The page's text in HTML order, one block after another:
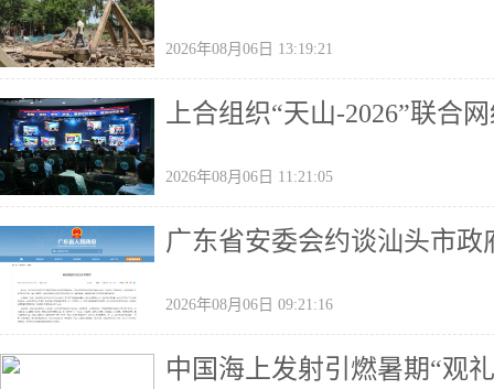
2026年08月06日 13:19:21
上合组织“天山-2026”联合
2026年08月06日 11:21:05
广东省安委会约谈汕头市政
2026年08月06日 09:21:16
中国海上发射引燃暑期“观